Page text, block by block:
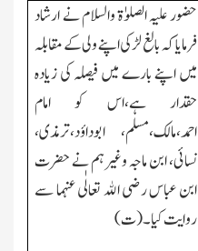
حضور علیہ الصلوٰۃ والسلام نے ارشاد
فرمایا کہ بالغ لڑکی اپنے ولی کے مقابلہ
میں اپنے بارے میں فیصلہ کی زیادہ
حقدار ہے،اس کو امام
احمد،مالک،مسلم، ابوداؤد،ترمذی،
نسائی، ابن ماجہ وغیرہم نے حضرت
ابن عباس رضی الله تعالٰی عنہما سے
روایت کیا۔(ت)